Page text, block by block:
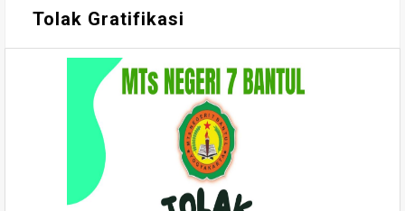
Tolak Gratifikasi